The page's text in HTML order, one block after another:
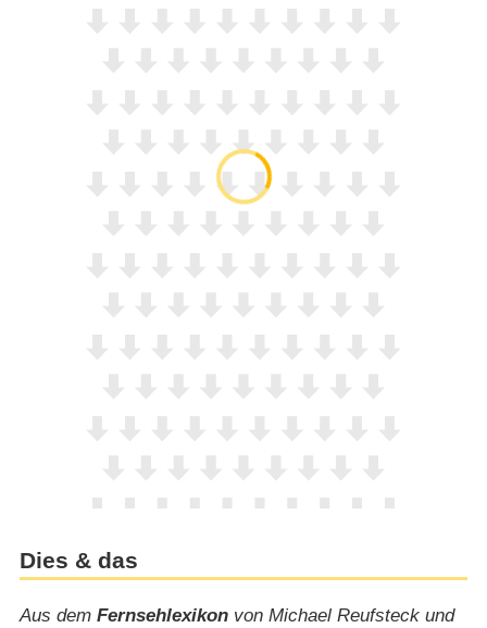
Dies & das
Aus dem Fernsehlexikonvon Michael Reufsteck und